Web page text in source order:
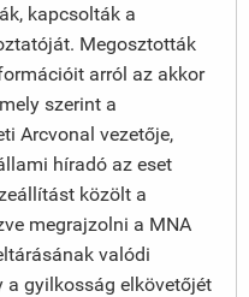
kapcsolták a
Megosztották
arról az akkor
szerint a
Arcvonal vezetője,
híradó az eset
közölt a
megrajzolni a MNA
valódi
a gyilkosság elkövetőjét